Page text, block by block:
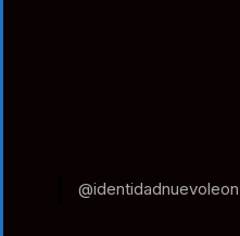
@identidadnuevoleon